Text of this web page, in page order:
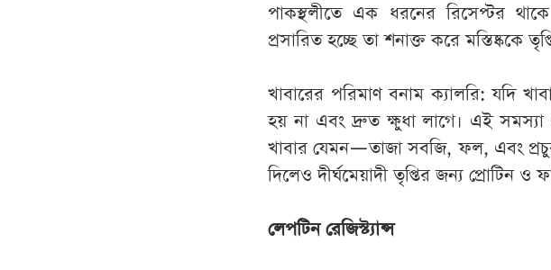
পাকস্থলীতে এক ধরনের রিসেপ্টর
প্রসারিত হচ্ছে তা শনাক্ত করে মস্তিষ্ককে
খাবারের পরিমাণ বনাম ক্যালরি: যদি
হয় না এবং দ্রুত ক্ষুধা লাগে। এই
খাবার যেমন—তাজা সবজি, ফল, এবং
দিলেও দীর্ঘমেয়াদী তৃপ্তির জন্য প্রোটিন
লেপটিন রেজিস্ট্যান্স